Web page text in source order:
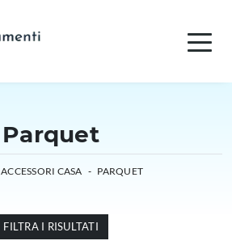
Parquet
ACCESSORI CASA - PARQUET
FILTRA I RISULTATI